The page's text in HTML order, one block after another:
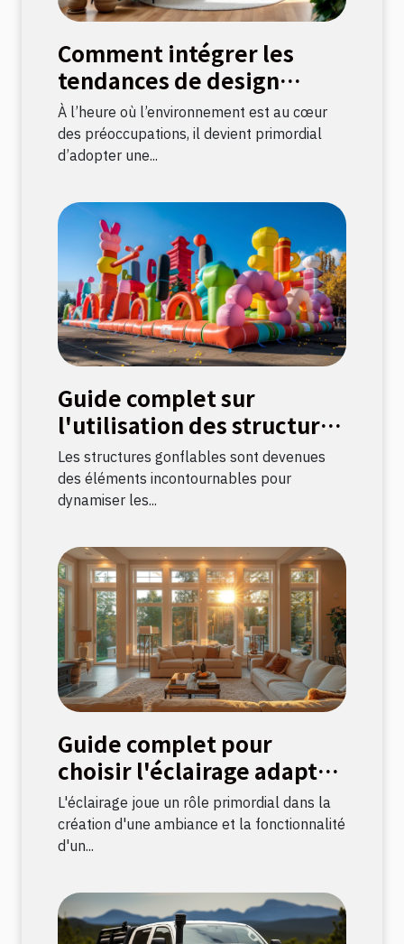
Comment intégrer les
tendances de design
durable dans votre
décoration intérieure
À l’heure où l’environnement est au cœur
des préoccupations, il devient primordial
d’adopter une...
Guide complet sur
l'utilisation des structures
gonflables pour
événements
Les structures gonflables sont devenues
des éléments incontournables pour
dynamiser les...
Guide complet pour
choisir l'éclairage adapté
à chaque pièce
L'éclairage joue un rôle primordial dans la
création d'une ambiance et la fonctionnalité
d'un...